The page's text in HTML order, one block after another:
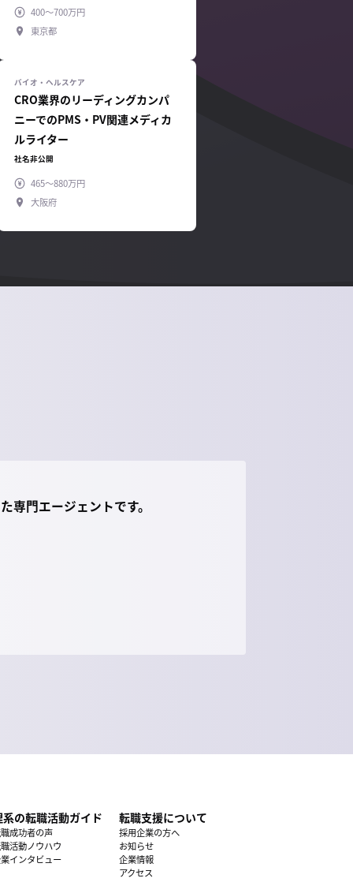
400～700万円
東京都
CRO業界のリーディングカンパ
ニーでのPMS・PV関連メディカ
ルライター
社名非公開
465～880万円
大阪府
専門エージェントです。
系の転職活動ガイド
成功者の声
活動ノウハウ
インタビュー
転職支援について
採用企業の方へ
お知らせ
企業情報
アクセス